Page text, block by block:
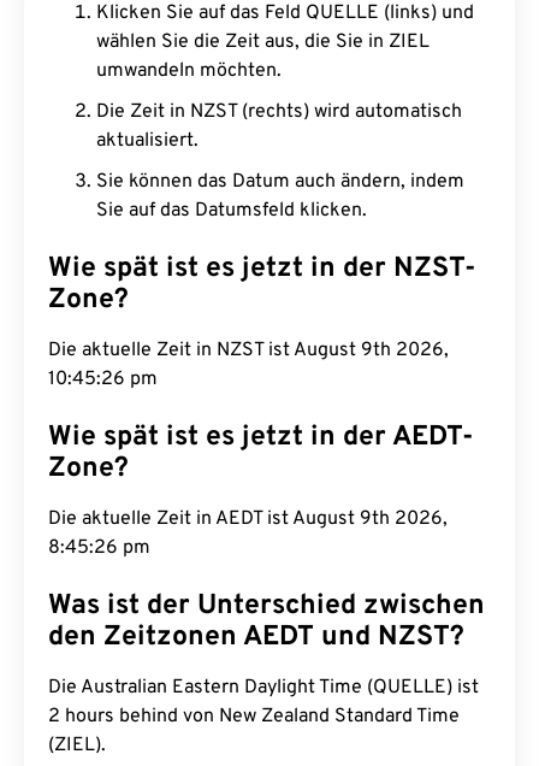
Klicken Sie auf das Feld QUELLE (links) und
wählen Sie die Zeit aus, die Sie in ZIEL
umwandeln möchten.
Die Zeit in NZST (rechts) wird automatisch
aktualisiert.
Sie können das Datum auch ändern, indem
Sie auf das Datumsfeld klicken.
Wie spät ist es jetzt in der NZST-
Zone?
Die aktuelle Zeit in NZST ist August 9th 2026,
10:45:27 pm
Wie spät ist es jetzt in der AEDT-
Zone?
Die aktuelle Zeit in AEDT ist August 9th 2026,
8:45:27 pm
Was ist der Unterschied zwischen
den Zeitzonen AEDT und NZST?
Die Australian Eastern Daylight Time (QUELLE) ist
2 hours behind von New Zealand Standard Time
(ZIEL).